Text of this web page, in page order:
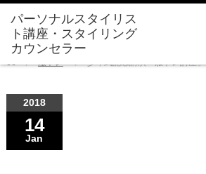
服トレ 少年式記念講演「服トレ講座」
2018
14
Jan